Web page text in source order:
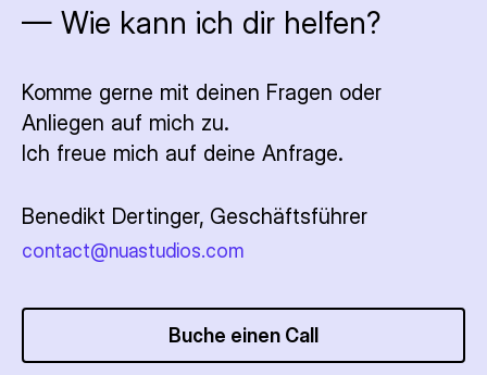
— Wie kann ich dir helfen?
Komme gerne mit deinen Fragen oder
Anliegen auf mich zu.
Ich freue mich auf deine Anfrage.
Benedikt Dertinger, Geschäftsführer
contact@nuastudios.com
Buche einen Call